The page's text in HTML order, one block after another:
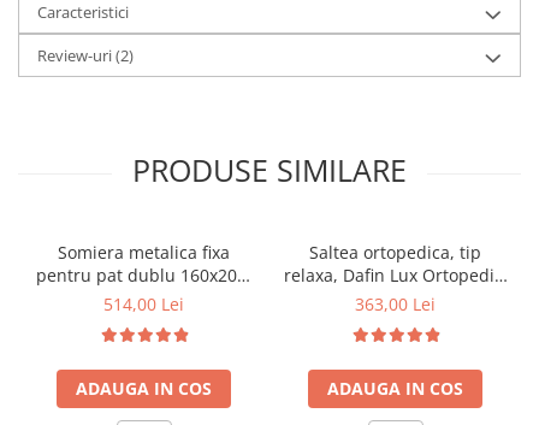
Caracteristici
Review-uri(2)
PRODUSE SIMILARE
Somiera metalica fixa
pentru pat dublu 160x200,
6 picioare, 32 lamele lemn
saltea ferm, negru
514,00 Lei
ADAUGA IN COS
Saltea ortopedica, tip
relaxa, Dafin Lux Ortopedic,
90x200x21cm, fermitate
tip Bonell, fata vara-iarna,
sistem de aerisire cu
butoni, Salt Confort
363,00 Lei
ADAUGA IN COS